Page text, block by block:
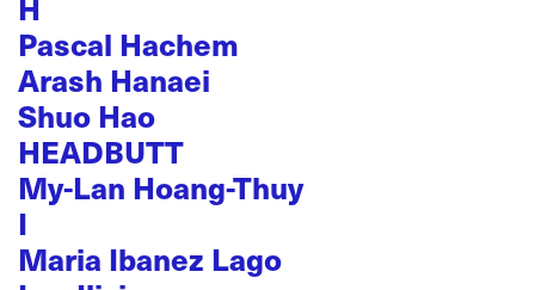
Pascal Hachem
Arash Hanaei
Shuo Hao
HEADBUTT
My-Lan Hoang-Thuy
I
Maria Ibanez Lago